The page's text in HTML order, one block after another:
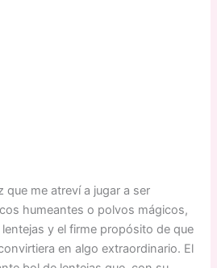
que me atreví a jugar a ser
humeantes o polvos mágicos,
y el firme propósito de que
en algo extraordinario. El